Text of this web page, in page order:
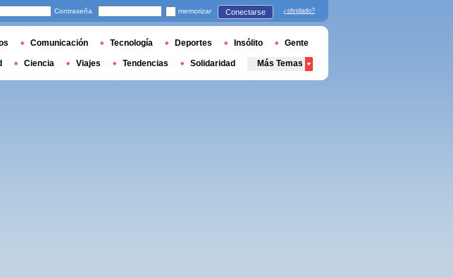
Contraseña memorizar Conectarse ¿olvidado?
Comunicación Tecnología Deportes Insólito Gente
Ciencia Viajes Tendencias Solidaridad Más Temas